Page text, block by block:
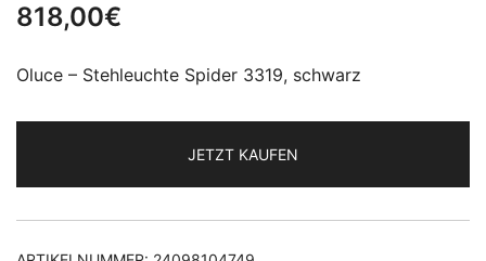
818,00€
Oluce – Stehleuchte Spider 3319, schwarz
JETZT KAUFEN